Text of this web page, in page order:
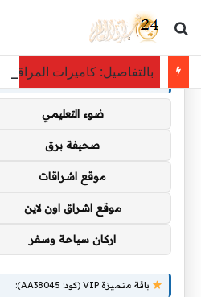
بحث عن
بالتفاصيل: كاميرات المراقبة كشفت
توصيات :
باقة متميزة VIP (كود: AA35872):
ضوء التعليمي
صحيفة برق
موقع اشراقات
موقع اشراق اون لاين
اركان سياحة وسفر
باقة متميزة VIP (كود: AA38045):